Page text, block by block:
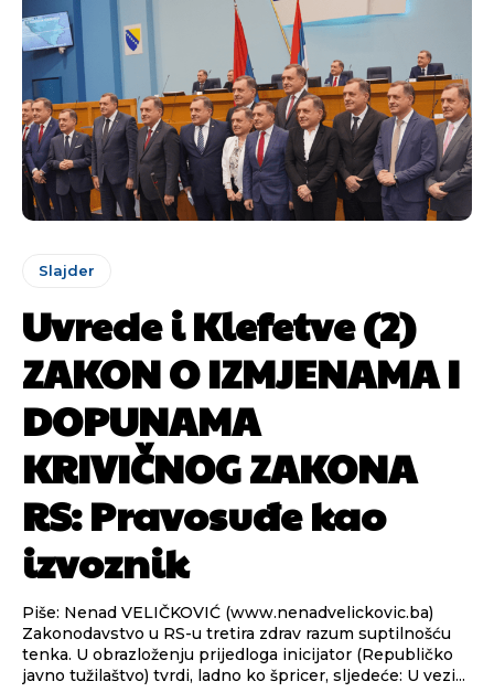
Slajder
Uvrede i Klefetve (2)
ZAKON O IZMJENAMA I
DOPUNAMA
KRIVIČNOG ZAKONA
RS: Pravosuđe kao
izvoznik
Piše: Nenad VELIČKOVIĆ (www.nenadvelickovic.ba)
Zakonodavstvo u RS-u tretira zdrav razum suptilnošću
tenka. U obrazloženju prijedloga inicijator (Republičko
javno tužilaštvo) tvrdi, ladno ko špricer, sljedeće: U vezi...